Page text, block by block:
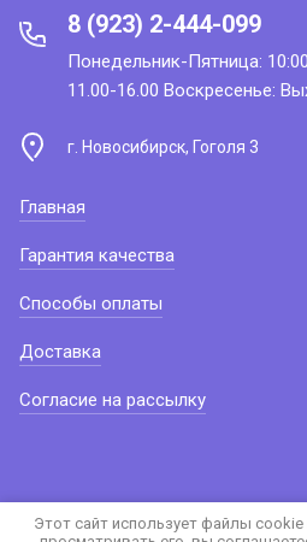
8 (923) 2-444-099
Понедельник-Пятница:
11.00-16.00 Воскресенье:
г. Новосибирск, Гоголя 3
Главная
Гарантия качества
Способы оплаты
Доставка
Согласие на рассылку
Этот сайт использует файлы